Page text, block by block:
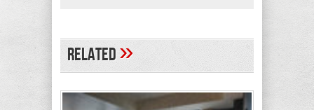
Related»